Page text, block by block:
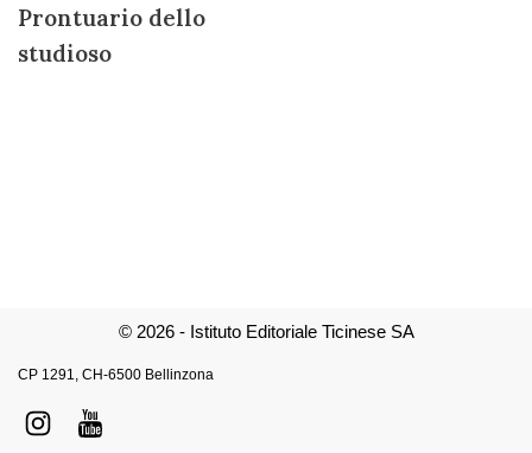
Prontuario dello
studioso
© 2026 - Istituto Editoriale Ticinese SA
CP 1291, CH-6500 Bellinzona